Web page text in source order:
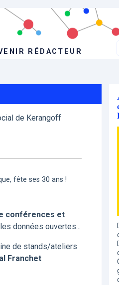
RÉDACTEUR
de Kerangoff
fête ses 30 ans !
conférences et
données ouvertes...
de stands/ateliers
Franchet